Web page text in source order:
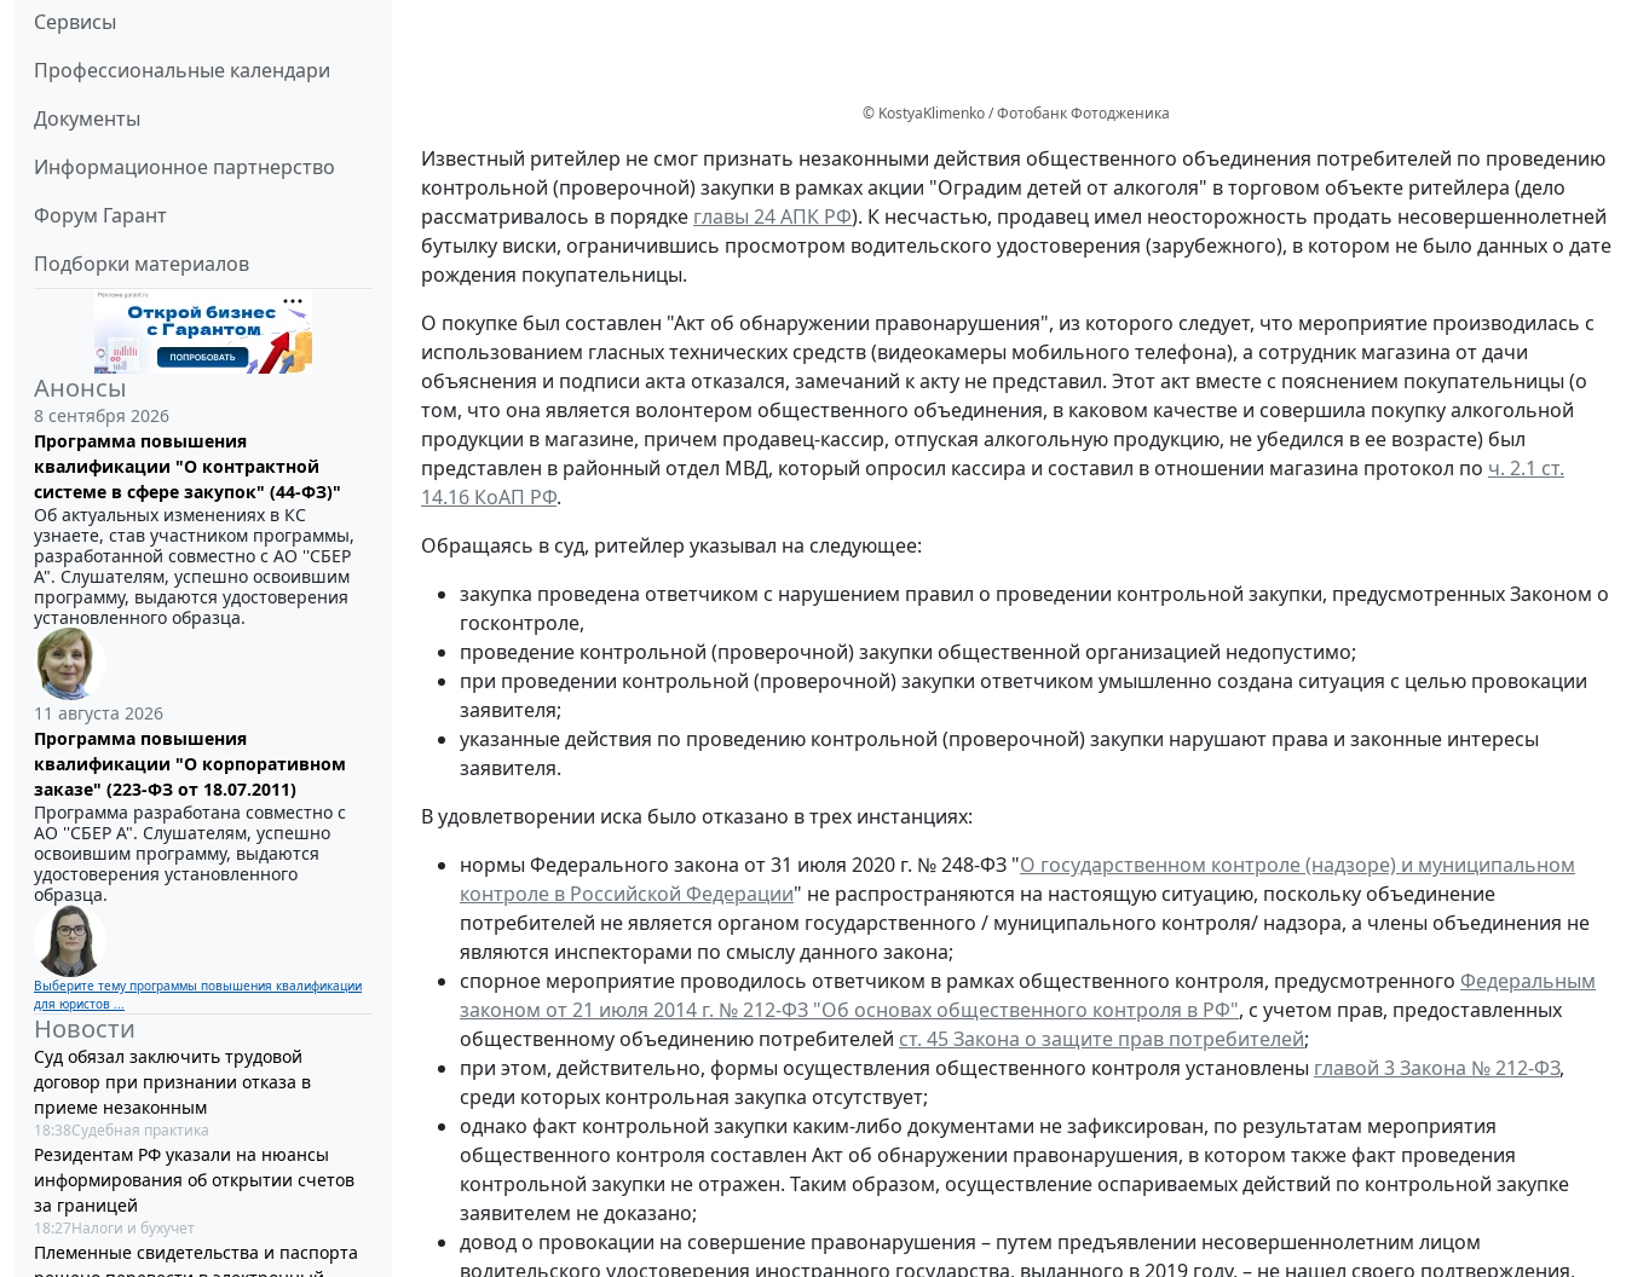
Сервисы
Профессиональные календари
Документы
Информационное партнерство
Форум Гарант
Подборки материалов
Анонсы
8 сентября 2026
Программа повышения
квалификации "О контрактной
системе в сфере закупок" (44-ФЗ)"
Об актуальных изменениях в КС
узнаете, став участником программы,
разработанной совместно с АО ''СБЕР
А". Слушателям, успешно освоившим
программу, выдаются удостоверения
установленного образца.
11 августа 2026
Программа повышения
квалификации "О корпоративном
заказе" (223-ФЗ от 18.07.2011)
Программа разработана совместно с
АО ''СБЕР А". Слушателям, успешно
освоившим программу, выдаются
удостоверения установленного
образца.
Выберите тему программы повышения квалификации
для юристов ...
Новости
Суд обязал заключить трудовой
договор при признании отказа в
приеме незаконным
18:38Судебная практика
Резидентам РФ указали на нюансы
информирования об открытии счетов
за границей
18:27Налоги и бухучет
Племенные свидетельства и паспорта
© KostyaKlimenko / Фотобанк Фотодженика
Известный ритейлер не смог признать незаконными действия общественного объединения потребителей по проведению
контрольной (проверочной) закупки в рамках акции "Оградим детей от алкоголя" в торговом объекте ритейлера (дело
рассматривалось в порядке главы 24 АПК РФ). К несчастью, продавец имел неосторожность продать несовершеннолетней
бутылку виски, ограничившись просмотром водительского удостоверения (зарубежного), в котором не было данных о дате
рождения покупательницы.
О покупке был составлен "Акт об обнаружении правонарушения", из которого следует, что мероприятие производилась с
использованием гласных технических средств (видеокамеры мобильного телефона), а сотрудник магазина от дачи
объяснения и подписи акта отказался, замечаний к акту не представил. Этот акт вместе с пояснением покупательницы (о
том, что она является волонтером общественного объединения, в каковом качестве и совершила покупку алкогольной
продукции в магазине, причем продавец-кассир, отпуская алкогольную продукцию, не убедился в ее возрасте) был
представлен в районный отдел МВД, который опросил кассира и составил в отношении магазина протокол по ч. 2.1 ст.
14.16 КоАП РФ.
Обращаясь в суд, ритейлер указывал на следующее:
закупка проведена ответчиком с нарушением правил о проведении контрольной закупки, предусмотренных Законом о
госконтроле,
проведение контрольной (проверочной) закупки общественной организацией недопустимо;
при проведении контрольной (проверочной) закупки ответчиком умышленно создана ситуация с целью провокации
заявителя;
указанные действия по проведению контрольной (проверочной) закупки нарушают права и законные интересы
заявителя.
В удовлетворении иска было отказано в трех инстанциях:
нормы Федерального закона от 31 июля 2020 г. № 248-ФЗ "О государственном контроле (надзоре) и муниципальном
контроле в Российской Федерации" не распространяются на настоящую ситуацию, поскольку объединение
потребителей не является органом государственного / муниципального контроля/ надзора, а члены объединения не
являются инспекторами по смыслу данного закона;
спорное мероприятие проводилось ответчиком в рамках общественного контроля, предусмотренного Федеральным
законом от 21 июля 2014 г. № 212-ФЗ "Об основах общественного контроля в РФ", с учетом прав, предоставленных
общественному объединению потребителей ст. 45 Закона о защите прав потребителей;
при этом, действительно, формы осуществления общественного контроля установлены главой 3 Закона № 212-ФЗ,
среди которых контрольная закупка отсутствует;
однако факт контрольной закупки каким-либо документами не зафиксирован, по результатам мероприятия
общественного контроля составлен Акт об обнаружении правонарушения, в котором также факт проведения
контрольной закупки не отражен. Таким образом, осуществление оспариваемых действий по контрольной закупке
заявителем не доказано;
довод о провокации на совершение правонарушения – путем предъявлении несовершеннолетним лицом
водительского удостоверения иностранного государства, выданного в 2019 году, – не нашел своего подтверждения,